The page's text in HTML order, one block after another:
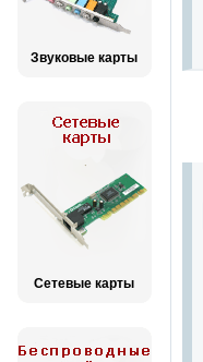
Звуковые карты
Сетевые карты